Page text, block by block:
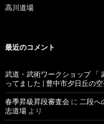
高川道場
最近のコメント
武道・武術ワークショップ 「
ってました | 豊中市夕日丘の
春季昇級昇段審査会 に 二段
志道場 より